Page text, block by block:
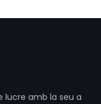
lucre amb la seu a